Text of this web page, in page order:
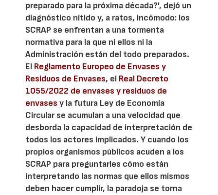
preparado para la próxima década?', dejó un
diagnóstico nítido y, a ratos, incómodo: los
SCRAP se enfrentan a una tormenta
normativa para la que ni ellos ni la
Administración están del todo preparados.
El Reglamento Europeo de Envases y
Residuos de Envases, el Real Decreto
1055/2022 de envases y residuos de
envases y la futura Ley de Economía
Circular se acumulan a una velocidad que
desborda la capacidad de interpretación de
todos los actores implicados. Y cuando los
propios organismos públicos acuden a los
SCRAP para preguntarles cómo están
interpretando las normas que ellos mismos
deben hacer cumplir, la paradoja se torna